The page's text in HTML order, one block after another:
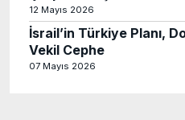
12 Mayıs 2026
İsrail’in Türkiye Planı,
Vekil Cephe
07 Mayıs 2026